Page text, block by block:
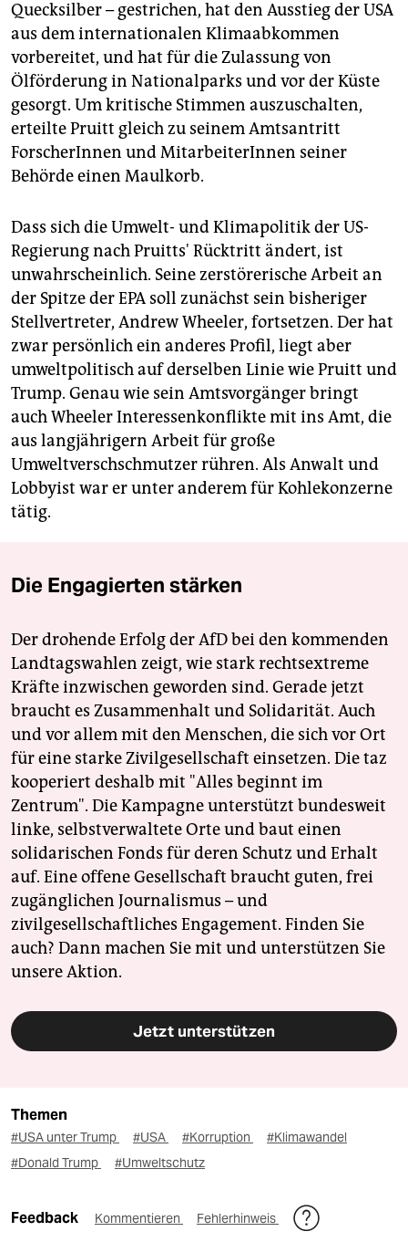
Quecksilber – gestrichen, hat den Ausstieg der USA
aus dem internationalen Klimaabkommen
vorbereitet, und hat für die Zulassung von
Ölförderung in Nationalparks und vor der Küste
gesorgt. Um kritische Stimmen auszuschalten,
erteilte Pruitt gleich zu seinem Amtsantritt
ForscherInnen und MitarbeiterInnen seiner
Behörde einen Maulkorb.
Dass sich die Umwelt- und Klimapolitik der US-
Regierung nach Pruitts' Rücktritt ändert, ist
unwahrscheinlich. Seine zerstörerische Arbeit an
der Spitze der EPA soll zunächst sein bisheriger
Stellvertreter, Andrew Wheeler, fortsetzen. Der hat
zwar persönlich ein anderes Profil, liegt aber
umweltpolitisch auf derselben Linie wie Pruitt und
Trump. Genau wie sein Amtsvorgänger bringt
auch Wheeler Interessenkonflikte mit ins Amt, die
aus langjährigern Arbeit für große
Umweltverschschmutzer rühren. Als Anwalt und
Lobbyist war er unter anderem für Kohlekonzerne
tätig.
Die Engagierten stärken
Der drohende Erfolg der AfD bei den kommenden
Landtagswahlen zeigt, wie stark rechtsextreme
Kräfte inzwischen geworden sind. Gerade jetzt
braucht es Zusammenhalt und Solidarität. Auch
und vor allem mit den Menschen, die sich vor Ort
für eine starke Zivilgesellschaft einsetzen. Die taz
kooperiert deshalb mit "Alles beginnt im
Zentrum". Die Kampagne unterstützt bundesweit
linke, selbstverwaltete Orte und baut einen
solidarischen Fonds für deren Schutz und Erhalt
auf. Eine offene Gesellschaft braucht guten, frei
zugänglichen Journalismus – und
zivilgesellschaftliches Engagement. Finden Sie
auch? Dann machen Sie mit und unterstützen Sie
unsere Aktion.
Jetzt unterstützen
Themen
#USA unter Trump #USA #Korruption
#Klimawandel
#Donald Trump
#Umweltschutz
Feedback Kommentieren Fehlerhinweis